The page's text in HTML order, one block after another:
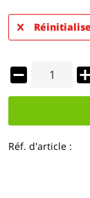
Réf. d'article :